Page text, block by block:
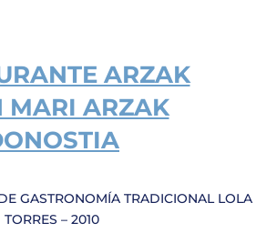
ARZAK
MARI ARZAK
GASTRONOMÍA TRADICIONAL LOLA
TORRES – 2010